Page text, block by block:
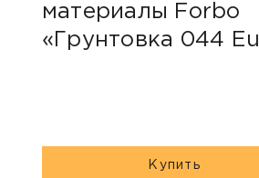
материалы Forbo
«Грунтовка 044
Купить